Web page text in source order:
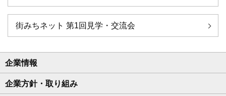
街みちネット 第1回見学・交流会
企業情報
企業方針・取り組み